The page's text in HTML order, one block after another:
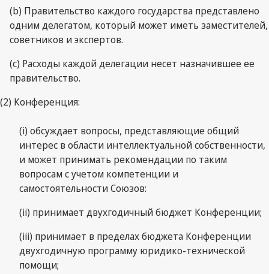
(b) Правительство каждого государства представлено
одним делегатом, который может иметь заместителей,
советников и экспертов.
(c) Расходы каждой делегации несет назначившее ее
правительство.
(2) Конференция:
(i) обсуждает вопросы, представляющие общий
интерес в области интеллектуальной собственности,
и может принимать рекомендации по таким
вопросам с учетом компетенции и
самостоятельности Союзов:
(ii) принимает двухгодичный бюджет Конференции;
(iii) принимает в пределах бюджета Конференции
двухгодичную программу юридико-технической
помощи;